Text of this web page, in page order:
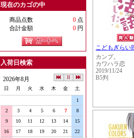
現在のカゴの中
商品点数 0 点
合計金額
0 円
入荷日検索
2026年8月
日 月 火 水 木 金 土
1
2
3 4 5 6 7
8
9
10 11 12 13 14
15
16
17 18 19 20 21
22
こどもぎらい
カンプ。
カワハラ恋
2019/11/24
B5判